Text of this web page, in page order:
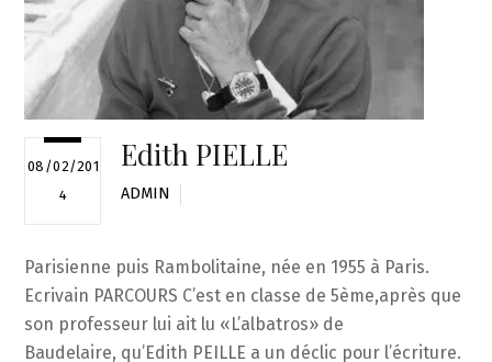
08/02/201
4
Edith PIELLE
ADMIN
Parisienne puis Rambolitaine, née en 1955 à Paris.
Ecrivain PARCOURS C’est en classe de 5ème,après que
son professeur lui ait lu «L’albatros» de
Baudelaire, qu’Edith PEILLE a un déclic pour l’écriture.